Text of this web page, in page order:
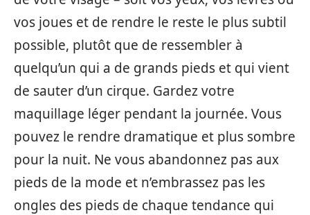
vos joues et de rendre le reste le plus subtil
possible, plutôt que de ressembler à
quelqu’un qui a de grands pieds et qui vient
de sauter d’un cirque. Gardez votre
maquillage léger pendant la journée. Vous
pouvez le rendre dramatique et plus sombre
pour la nuit. Ne vous abandonnez pas aux
pieds de la mode et n’embrassez pas les
ongles des pieds de chaque tendance qui